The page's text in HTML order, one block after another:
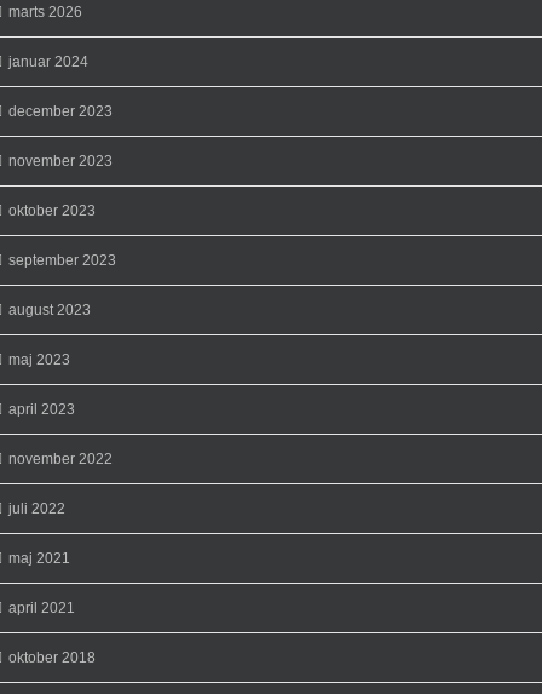
marts 2026
januar 2024
december 2023
november 2023
oktober 2023
september 2023
august 2023
maj 2023
april 2023
november 2022
juli 2022
maj 2021
april 2021
oktober 2018